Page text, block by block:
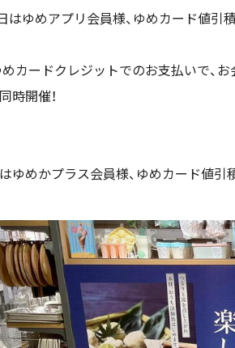
はゆめアプリ会員様、ゆめカード値引
カードクレジットでのお支払いで、
時開催！
ゆめかプラス会員様、ゆめカード値引